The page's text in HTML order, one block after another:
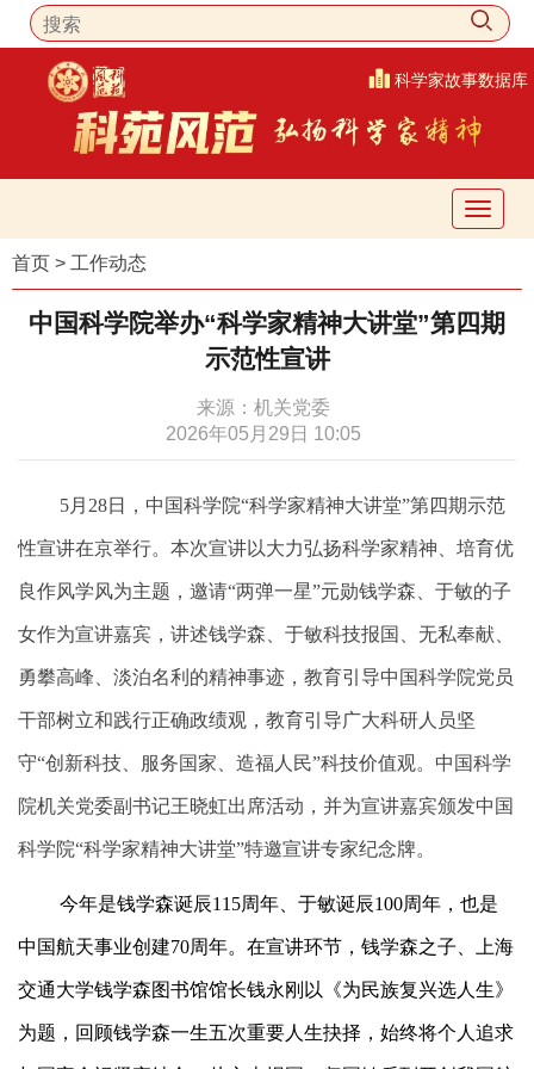
科学家故事数据库
首页 > 工作动态
中国科学院举办“科学家精神大讲堂”第四期
示范性宣讲
来源：机关党委
2026年05月29日 10:05
5月28日，中国科学院“科学家精神大讲堂”第四期示范
性宣讲在京举行。本次宣讲以大力弘扬科学家精神、培育优
良作风学风为主题，邀请“两弹一星”元勋钱学森、于敏的子
女作为宣讲嘉宾，讲述钱学森、于敏科技报国、无私奉献、
勇攀高峰、淡泊名利的精神事迹，教育引导中国科学院党员
干部树立和践行正确政绩观，教育引导广大科研人员坚
守“创新科技、服务国家、造福人民”科技价值观。中国科学
院机关党委副书记王晓虹出席活动，并为宣讲嘉宾颁发中国
科学院“科学家精神大讲堂”特邀宣讲专家纪念牌。
今年是钱学森诞辰115周年、于敏诞辰100周年，也是
中国航天事业创建70周年。在宣讲环节，钱学森之子、上海
交通大学钱学森图书馆馆长钱永刚以《为民族复兴选人生》
为题，回顾钱学森一生五次重要人生抉择，始终将个人追求